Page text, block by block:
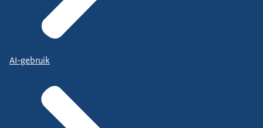
AI-gebruik